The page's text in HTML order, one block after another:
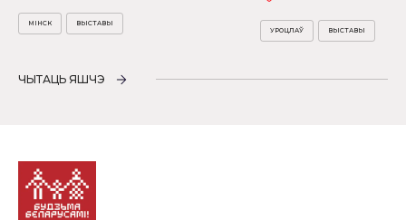
МІНСК ВЫСТАВЫ
УРОЦЛАЎ ВЫСТАВЫ
ЧЫТАЦЬ ЯШЧЭ